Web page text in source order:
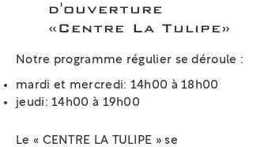
d'ouverture
«Centre La Tulipe»
Notre programme régulier se déroule :
mardi et mercredi: 14h00 à 18h00
jeudi: 14h00 à 19h00
Le « CENTRE LA TULIPE » se